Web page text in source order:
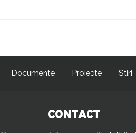
Documente Proiecte Stiri
CONTACT